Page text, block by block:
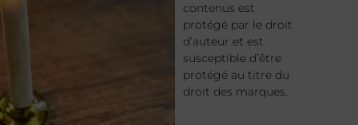
contenus est
protégé par le droit
d’auteur et est
susceptible d’être
protégé au titre du
droit des marques.